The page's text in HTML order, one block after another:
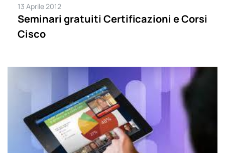
13 Aprile 2012
Seminari gratuiti Certificazioni e Corsi
Cisco